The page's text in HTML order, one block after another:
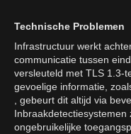
Technische Problemen
Infrastructuur werkt
communicatie tussen
versleuteld met TLS 1.3-
gevoelige informatie,
, gebeurt dit altijd via
ongebruikelijke